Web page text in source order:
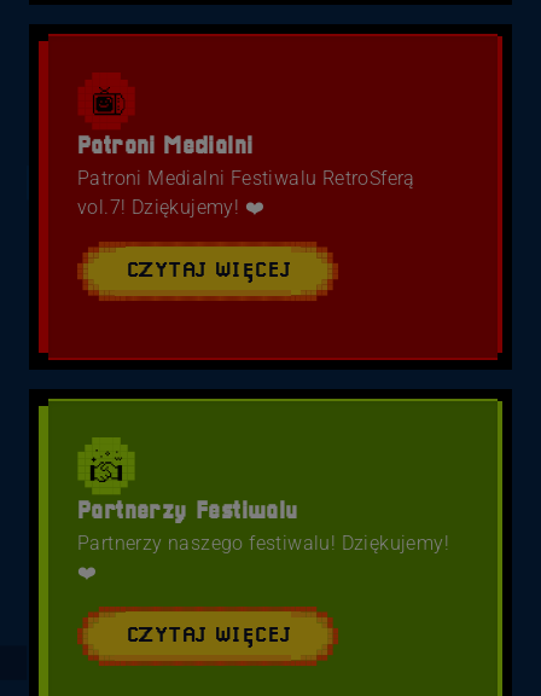
Patroni Medialni
Patroni Medialni Festiwalu RetroSferą
vol.7! Dziękujemy! ❤️
CZYTAJ WIĘCEJ
Partnerzy Festiwalu
Partnerzy naszego festiwalu! Dziękujemy!
❤️
CZYTAJ WIĘCEJ